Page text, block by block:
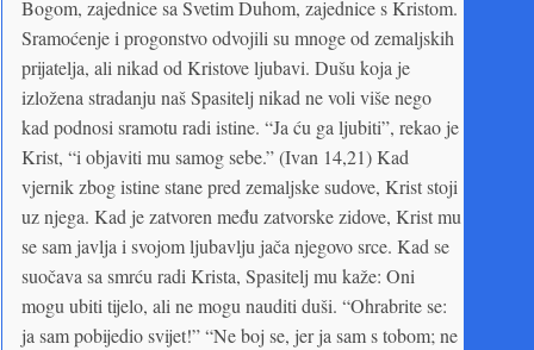
Bogom, zajednice sa Svetim Duhom, zajednice s Kristom.
Sramoćenje i progonstvo odvojili su mnoge od zemaljskih
prijatelja, ali nikad od Kristove ljubavi. Dušu koja je
izložena stradanju naš Spasitelj nikad ne voli više nego
kad podnosi sramotu radi istine. “Ja ću ga ljubiti”, rekao je
Krist, “i objaviti mu samog sebe.” (Ivan 14,21) Kad
vjernik zbog istine stane pred zemaljske sudove, Krist stoji
uz njega. Kad je zatvoren među zatvorske zidove, Krist mu
se sam javlja i svojom ljubavlju jača njegovo srce. Kad se
suočava sa smrću radi Krista, Spasitelj mu kaže: Oni
mogu ubiti tijelo, ali ne mogu nauditi duši. “Ohrabrite se:
ja sam pobijedio svijet!” “Ne boj se, jer ja sam s tobom; ne